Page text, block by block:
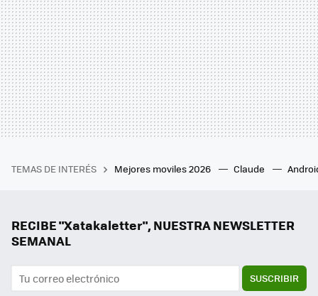
TEMAS DE INTERÉS Mejores moviles 2026 Claude
RECIBE "Xatakaletter", NUESTRA NEWSLETTER
SEMANAL
SUSCRIBIR